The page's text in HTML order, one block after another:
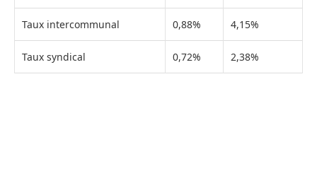
Taux intercommunal 0,88% 4,15%
Taux syndical 0,72% 2,38%